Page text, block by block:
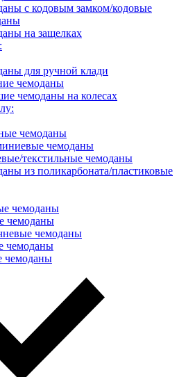
с кодовым замком/кодовые
на защелках
для ручной клади
чемоданы
чемоданы на колесах
чемоданы
чемоданы
текстильные чемоданы
из поликарбоната/пластиковые
чемоданы
чемоданы
чемоданы
чемоданы
чемоданы